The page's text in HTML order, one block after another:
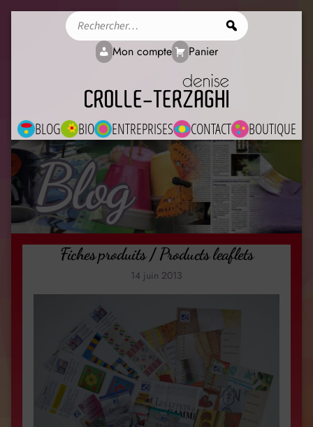
BLOG BIO ENTREPRISES CONTACT BOUTIQUE
Mon compte Panier
Blog
Fiches produits / Products leaflets
14 juin 2013